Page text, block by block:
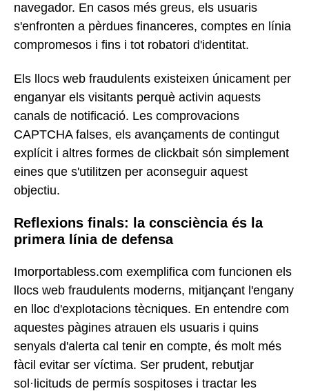
navegador. En casos més greus, els usuaris
s'enfronten a pèrdues financeres, comptes en línia
compromesos i fins i tot robatori d'identitat.
Els llocs web fraudulents existeixen únicament per
enganyar els visitants perquè activin aquests
canals de notificació. Les comprovacions
CAPTCHA falses, els avançaments de contingut
explícit i altres formes de clickbait són simplement
eines que s'utilitzen per aconseguir aquest
objectiu.
Reflexions finals: la consciència és la
primera línia de defensa
Imorportabless.com exemplifica com funcionen els
llocs web fraudulents moderns, mitjançant l'engany
en lloc d'explotacions tècniques. En entendre com
aquestes pàgines atrauen els usuaris i quins
senyals d'alerta cal tenir en compte, és molt més
fàcil evitar ser víctima. Ser prudent, rebutjar
sol·licituds de permís sospitoses i tractar les